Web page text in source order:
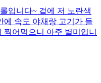
입니다~ 겉에 저 노란색
에 속도 야채랑 고기가 들
어먹으니 아주 별미입니